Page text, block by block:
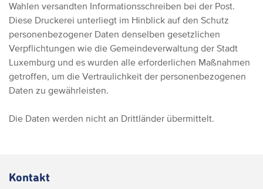
Wahlen versandten Informationsschreiben bei der Post.
Diese Druckerei unterliegt im Hinblick auf den Schutz
personenbezogener Daten denselben gesetzlichen
Verpflichtungen wie die Gemeindeverwaltung der Stadt
Luxemburg und es wurden alle erforderlichen Maßnahmen
getroffen, um die Vertraulichkeit der personenbezogenen
Daten zu gewährleisten.
Die Daten werden nicht an Drittländer übermittelt.
Kontakt